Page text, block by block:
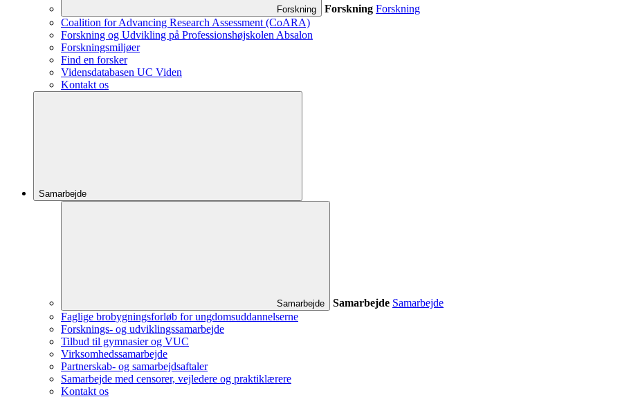
Forskning Forskning Forskning
Coalition for Advancing Research Assessment (CoARA)
Forskning og Udvikling på Professionshøjskolen Absalon
Forskningsmiljøer
Find en forsker
Vidensdatabasen UC Viden
Kontakt os
Samarbejde
Samarbejde Samarbejde Samarbejde
Faglige brobygningsforløb for ungdomsuddannelserne
Forsknings- og udviklingssamarbejde
Tilbud til gymnasier og VUC
Virksomhedssamarbejde
Partnerskab- og samarbejdsaftaler
Samarbejde med censorer, vejledere og praktiklærere
Kontakt os